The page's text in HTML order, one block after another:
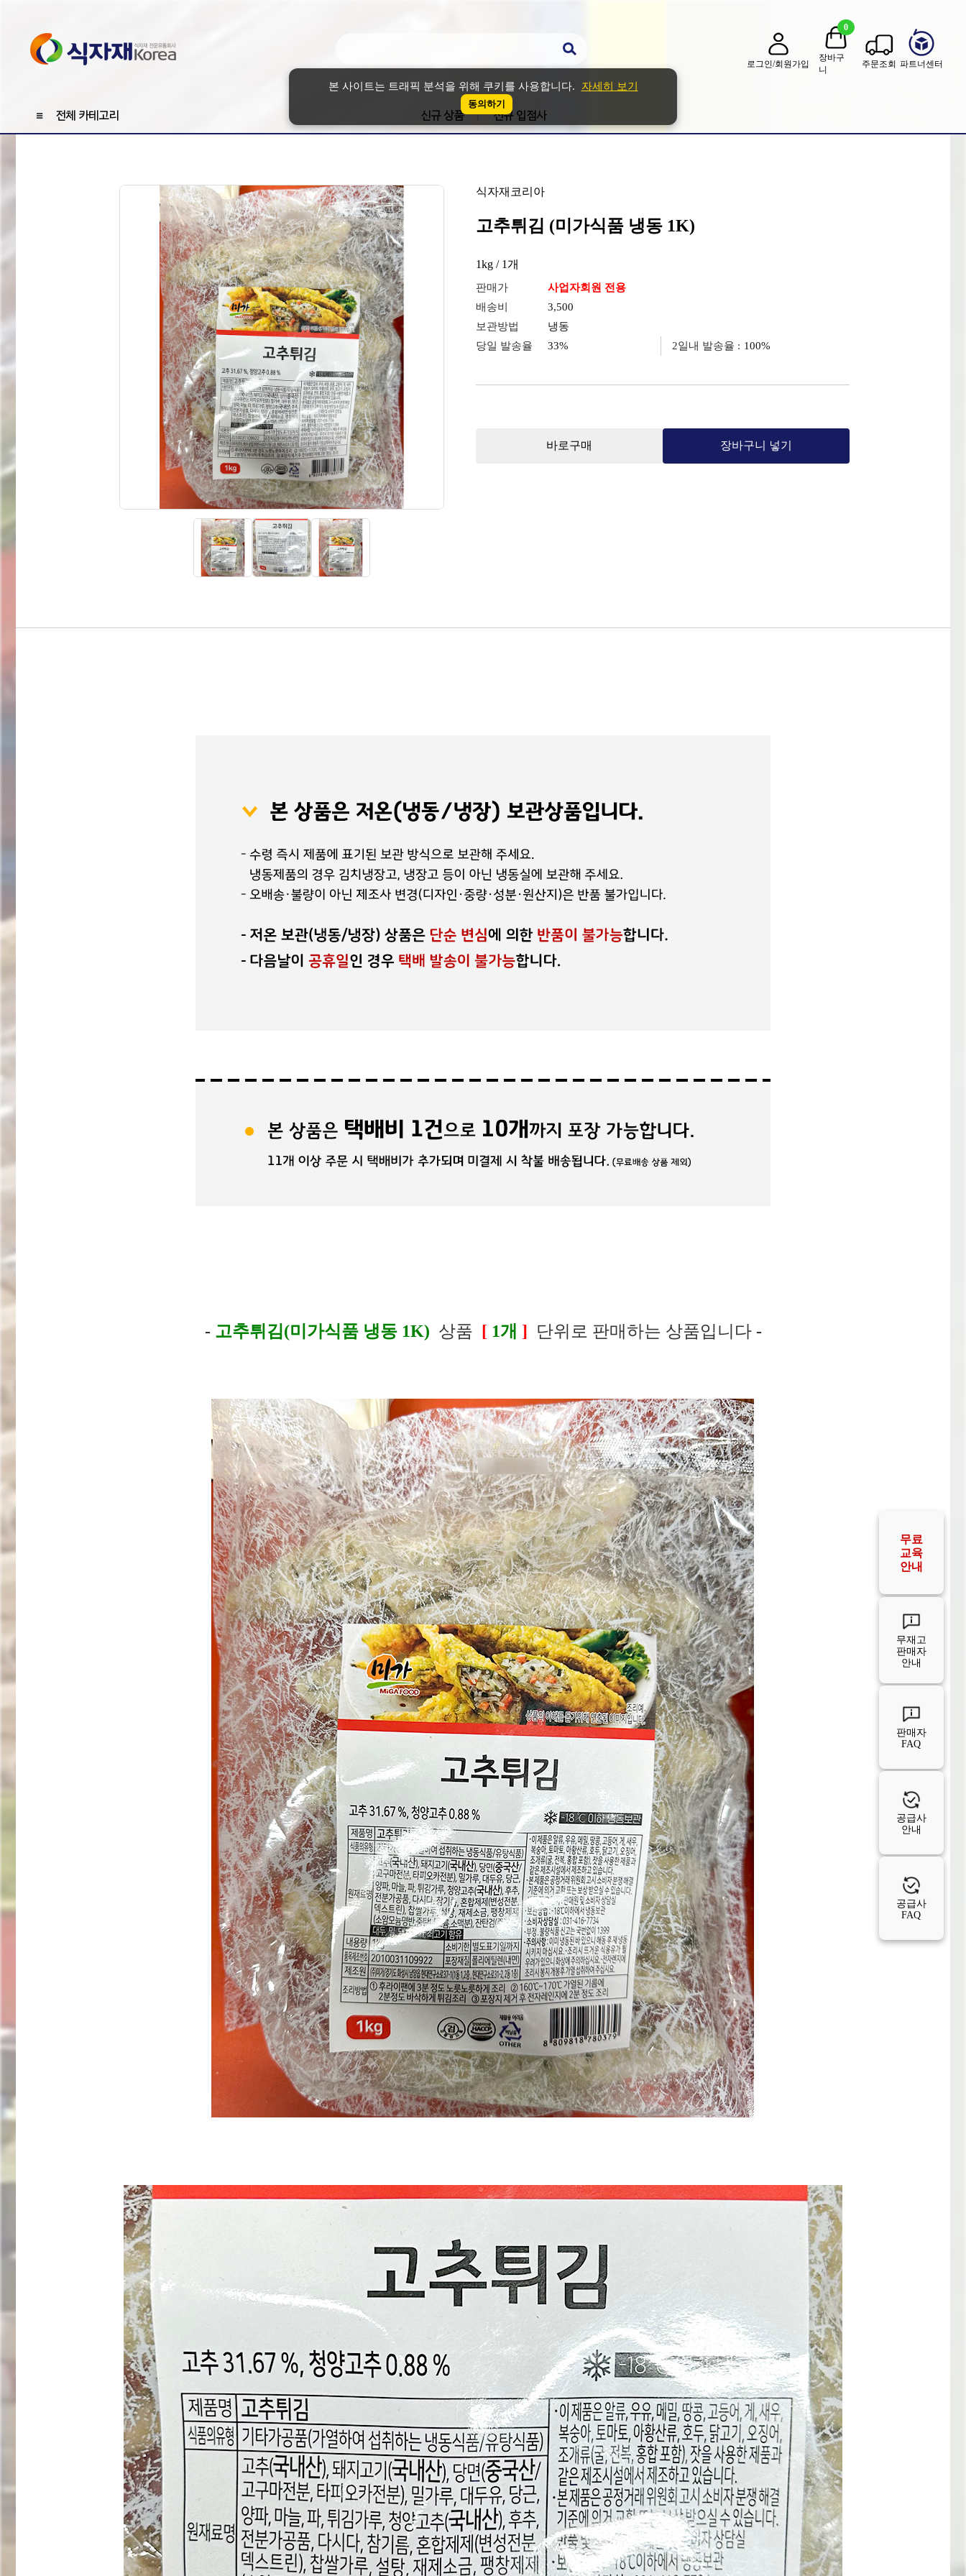
본 사이트는 트래픽 분석을 위해 쿠키를 사용합니다. 자세히 보기
동의하기
로그인/회원가입
0
장바구
니
주문조회 파트너센터
≡ 전체 카테고리 신규 상품 신규 입점사
식자재코리아
고추튀김 (미가식품 냉동 1K)
1kg / 1개
판매가
사업자회원 전용
배송비
3,500
보관방법
냉동
당일 발송율
33% 2일내 발송율 : 100%
바로구매 장바구니 넣기
- 고추튀김(미가식품 냉동 1K) 상품 [ 1개 ] 단위로 판매하는 상품입니다 -